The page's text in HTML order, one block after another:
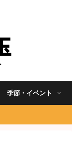
季節・イベント